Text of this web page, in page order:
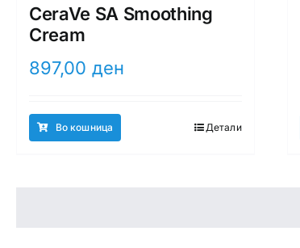
CeraVe SA Smoothing
Cream
897,00 ден
Во кошница Детали